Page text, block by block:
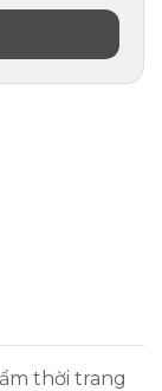
thời trang